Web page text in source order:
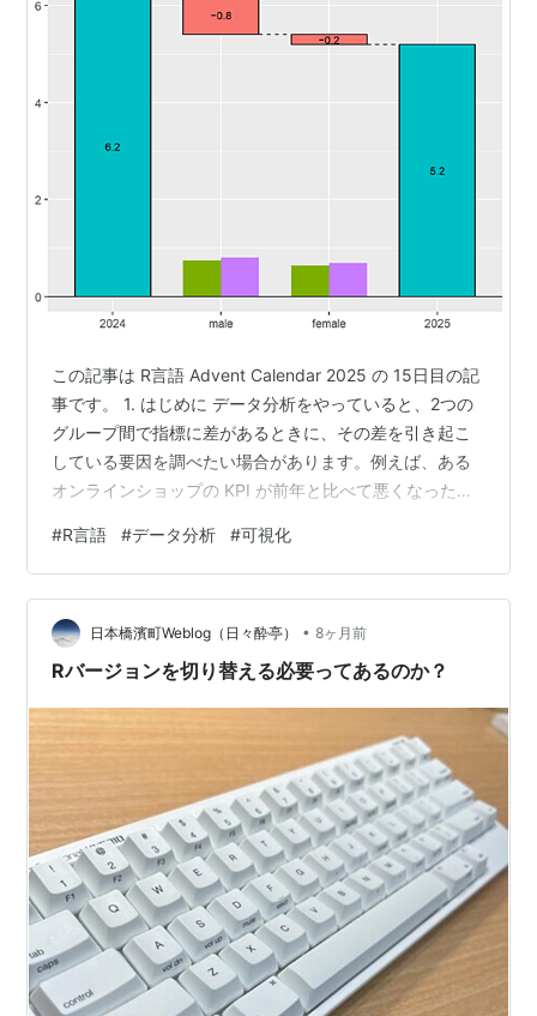
この記事は R言語 Advent Calendar 2025 の 15日目の記
事です。 1. はじめに データ分析をやっていると、2つの
グループ間で指標に差があるときに、その差を引き起こ
している要因を調べたい場合があります。例えば、ある
オンラインショップの KPI が前年と比べて悪くなった場
い、KPI が悪化した原因が男性ユーザにあるのか女性ユ
ーザにあるのか、あるいは性別は関係ないのかを調べた
い場合があります。 KPI が売上のような量的指標だった
場合は簡単です。男性の売上げと女性の売上の、どちら
が下がったのかを調べればいいだけです。しかし、K…
#R言語 #データ分析 #可視化
日本橋濱町Weblog（日々酔亭） • 8ヶ月前
Rバージョンを切り替える必要ってあるのか？